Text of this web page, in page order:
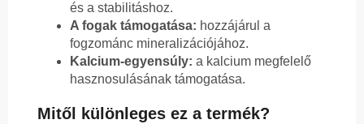
és a stabilitáshoz.
A fogak támogatása: hozzájárul a
fogzománc mineralizációjához.
Kalcium-egyensúly: a kalcium megfelelő
hasznosulásának támogatása.
Mitől különleges ez a termék?